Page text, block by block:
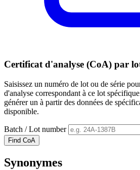
Certificat d'analyse (CoA) par
Saisissez un numéro de lot ou de série
d'analyse correspondant à ce lot
générer un à partir des données de
disponible.
Batch / Lot number
Find CoA
Synonymes